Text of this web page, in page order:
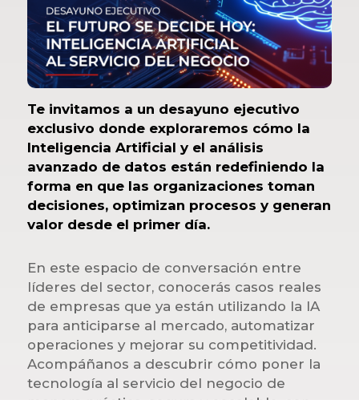
Te invitamos a un desayuno ejecutivo
exclusivo donde exploraremos cómo la
Inteligencia Artificial y el análisis
avanzado de datos están redefiniendo la
forma en que las organizaciones toman
decisiones, optimizan procesos y generan
valor desde el primer día.
En este espacio de conversación entre
líderes del sector, conocerás casos reales
de empresas que ya están utilizando la IA
para anticiparse al mercado, automatizar
operaciones y mejorar su competitividad.
Acompáñanos a descubrir cómo poner la
tecnología al servicio del negocio de